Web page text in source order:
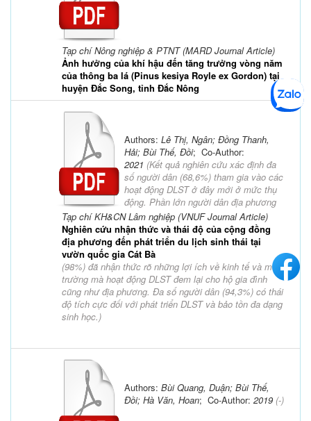
Tạp chí Nông nghiệp & PTNT (MARD Journal Article)
Ảnh hưởng của khí hậu đến tăng trưởng vòng năm
của thông ba lá (Pinus kesiya Royle ex Gordon) tại
huyện Đắc Song, tỉnh Đắc Nông
Tạp chí KH&CN Lâm nghiệp (VNUF Journal Article)
Nghiên cứu nhận thức và thái độ của cộng đồng
địa phương đến phát triển du lịch sinh thái tại
vườn quốc gia Cát Bà
Authors: Lê Thị, Ngân; Đồng Thanh,
Hải; Bùi Thế, Đồi; Co-Author:
2021 (Kết quả nghiên cứu xác định đa
số người dân (68,6%) tham gia vào các
hoạt động DLST ở đây mới ở mức thụ
động. Phần lớn người dân địa phương
(98%) đã nhận thức rõ những lợi ích về kinh tế và môi
trường mà hoạt động DLST đem lại cho hộ gia đình
cũng như địa phương. Đa số người dân (94,3%) có thái
độ tích cực đối với phát triển DLST và bảo tồn đa dạng
sinh học.)
Authors: Bùi Quang, Duận; Bùi Thế,
Đồi; Hà Văn, Hoan; Co-Author: 2019 (-)